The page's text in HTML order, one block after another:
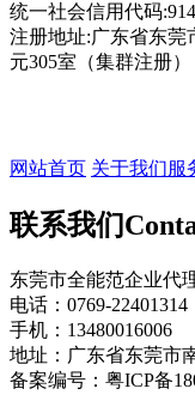
统一社会信用代码
注册地址:广东省东莞
元305室（集群注册）
网站首页 关于我们服
联系我们
东莞市全能范企业代
电话：0769-22401314
手机：13480016006
地址：广东省东莞市
备案编号：粤ICP备